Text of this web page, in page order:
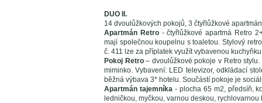
DUO II.
14 dvoulůžkových pokojů, 3 čtyřlůžkové
Apartmán Retro- čtyřlůžkové apartmá Retro
mají společnou koupelnu s toaletou. Stylový
č. 411 lze za příplatek využít vybavenou
Pokoj Retro– dvoulůžkové pokoje v Retro
miminko. Vybavení: LED televizor, odkládací
běžná výbava 3* hotelu. Součástí pokoje je
Apartmán tajemníka- plocha 65 m2, předsíň,
ledničkou, myčkou, varnou deskou,